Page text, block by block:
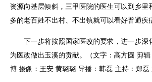
资源向基层倾斜，三甲医院的医生可以到乡里
多的老百姓不出村、不出镇就可以看好普通疾
下一步将按照国家医改的要求，进一步深
为医改做出玉溪的贡献。
（文字：高方圆 剪
博 摄像：王安 黄璐璐 导播：韩磊 主持：郑磊